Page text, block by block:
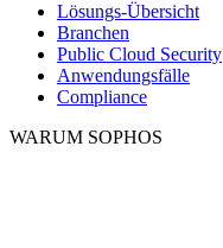
Lösungs-Übersicht
Branchen
Public Cloud Security
Anwendungsfälle
Compliance
WARUM SOPHOS